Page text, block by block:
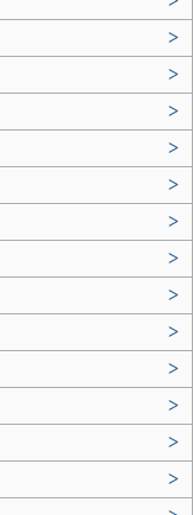
>
>
>
>
>
>
>
>
>
>
>
>
>